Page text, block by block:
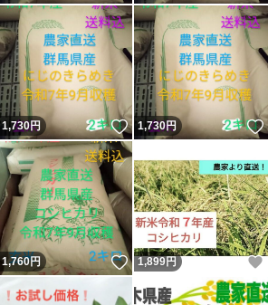
いね！
1,730円 いいね！
1,730円
いね！
1,760円 いいね！
1,899円